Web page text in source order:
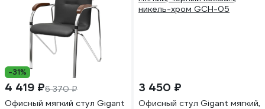
-31%
4 419 ₽6 370 ₽
Офисный мягкий стул Gigant
3 450 ₽
Офисный стул Gigant мягкий,